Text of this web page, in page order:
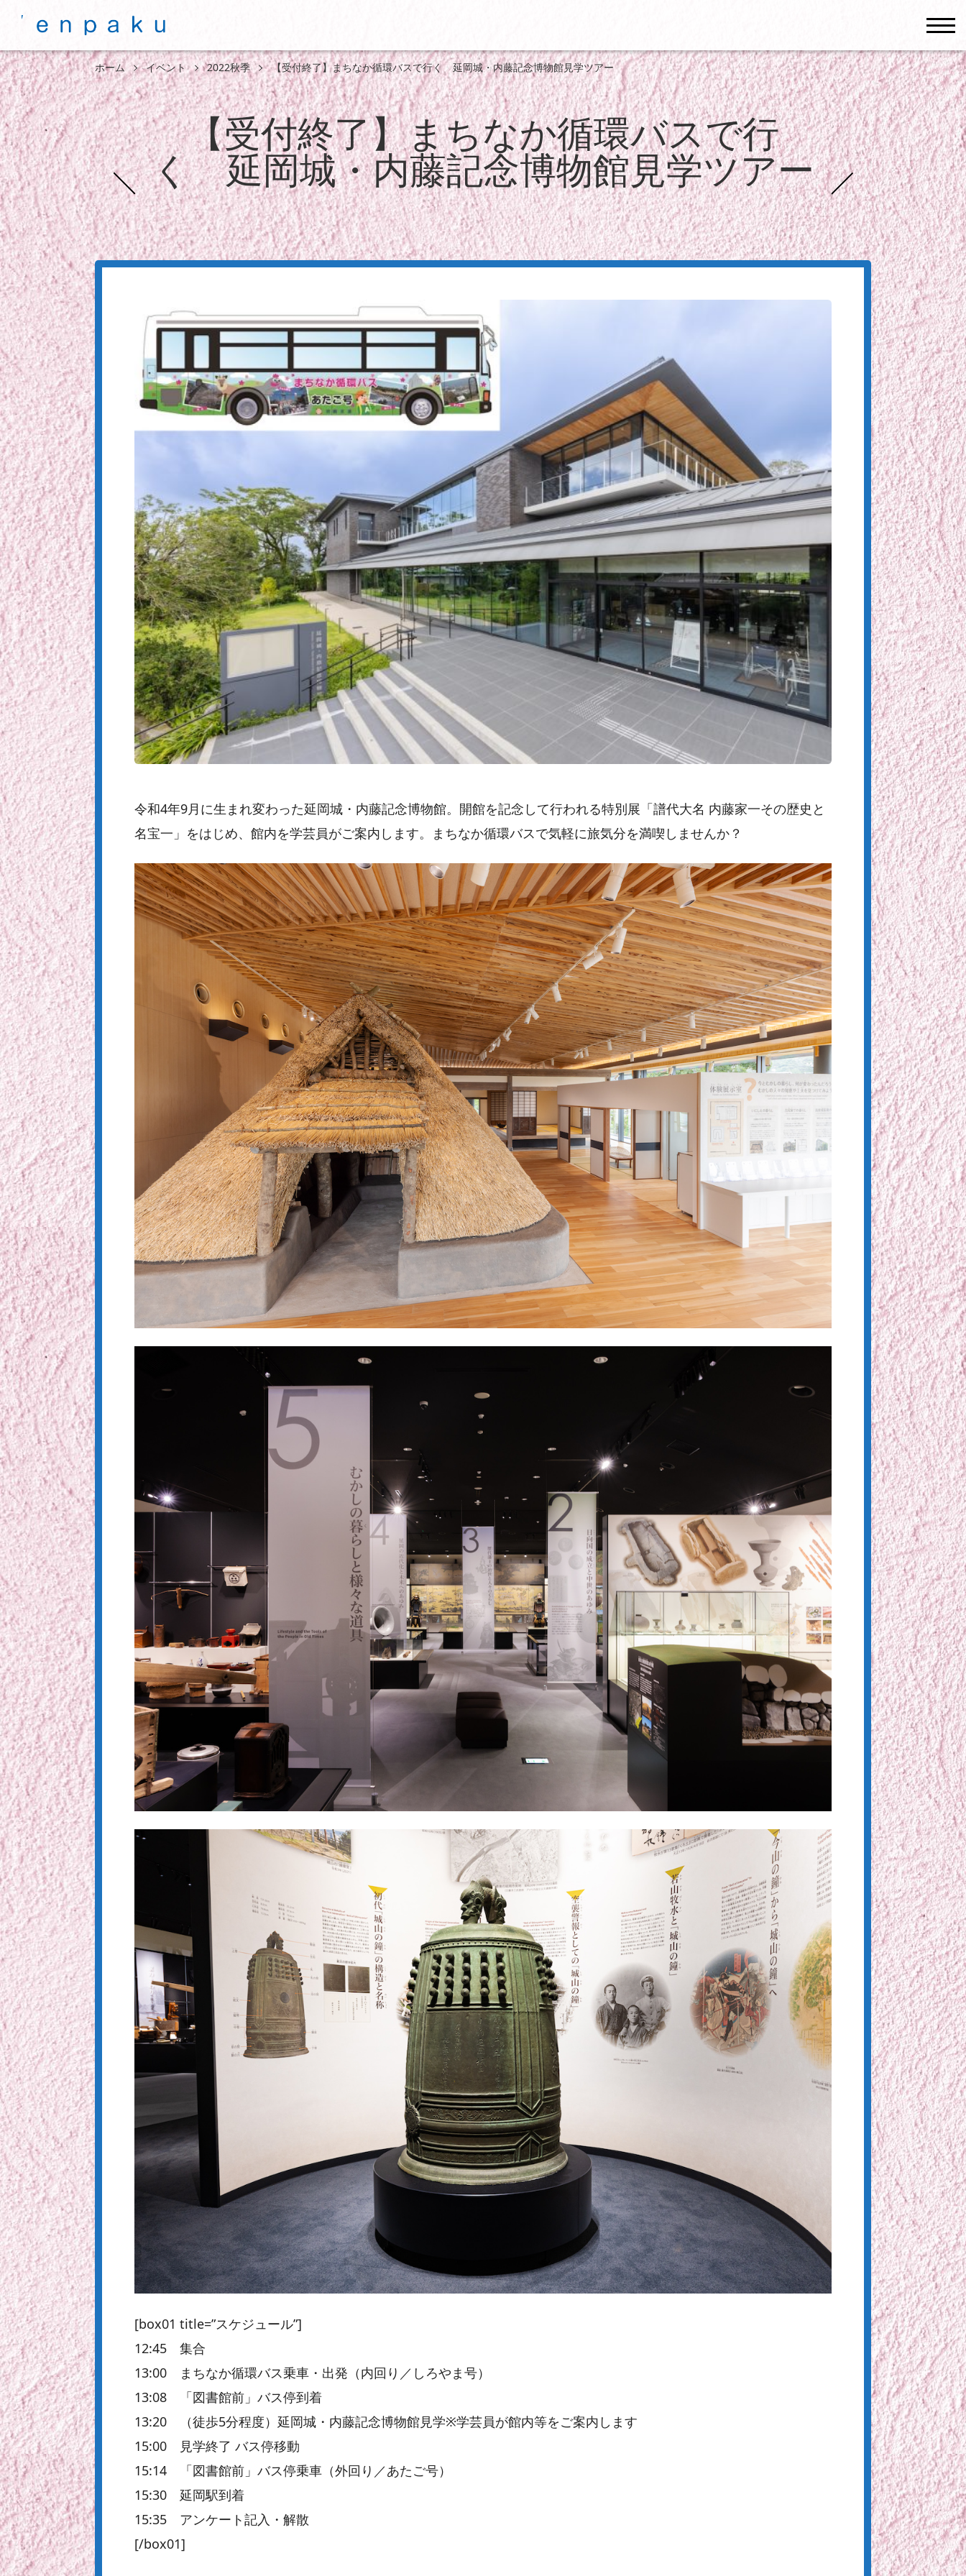
ホーム イベント 2022秋季 【受付終了】まちなか循環バスで行く 延岡城・内藤記念博物館見学ツアー
【受付終了】まちなか循環バスで行
く 延岡城・内藤記念博物館見学ツアー
令和4年9月に生まれ変わった延岡城・内藤記念博物館。開館を記念して行われる特別展「譜代大名 内藤家一その歴史と
名宝一」をはじめ、館内を学芸員がご案内します。まちなか循環バスで気軽に旅気分を満喫しませんか？
[box01 title=”スケジュール”]
12:45 集合
13:00 まちなか循環バス乗車・出発（内回り／しろやま号）
13:08 「図書館前」バス停到着
13:20 （徒歩5分程度）延岡城・内藤記念博物館見学※学芸員が館内等をご案内します
15:00 見学終了 バス停移動
15:14 「図書館前」バス停乗車（外回り／あたご号）
15:30 延岡駅到着
15:35 アンケート記入・解散
[/box01]